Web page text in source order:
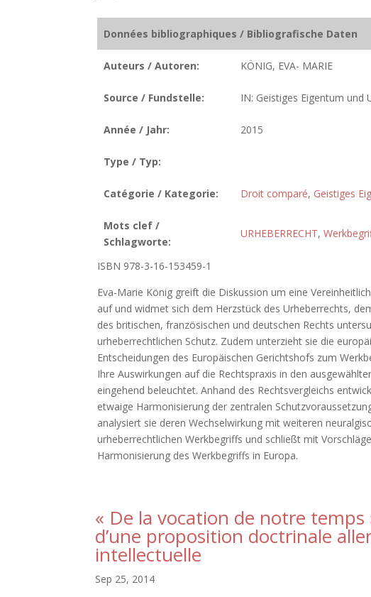
Données bibliographiques / Bibliografische Daten
Auteurs / Autoren: KÖNIG, EVA- MARIE
Source / Fundstelle: IN: Geistiges Eigentum und
Année / Jahr: 2015
Type / Typ:
Catégorie / Kategorie: Droit comparé, Geistiges
Mots clef /
Schlagworte:
URHEBERRECHT,
ISBN 978-3-16-153459-1
Eva-Marie König greift die Diskussion um eine
auf und widmet sich dem Herzstück des Urheberrechts,
des britischen, französischen und deutschen Rechts
urheberrechtlichen Schutz. Zudem unterzieht sie die
Entscheidungen des Europäischen Gerichtshofs zum
Ihre Auswirkungen auf die Rechtspraxis in den
eingehend beleuchtet. Anhand des Rechtsvergleichs
etwaige Harmonisierung der zentralen
analysiert sie deren Wechselwirkung mit weiteren
urheberrechtlichen Werkbegriffs und schließt mit
Harmonisierung des Werkbegriffs in Europa.
« De la vocation de notre
d’une proposition doctrinale
intellectuelle
Sep 25, 2014